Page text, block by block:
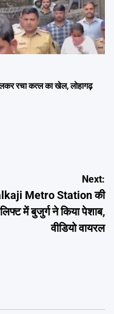
रचा कत्ल का खेल, लोहागढ़
Next:
Metro Station की
लिफ्ट में बुजुर्ग ने किया पेशाब,
वीडियो वायरल